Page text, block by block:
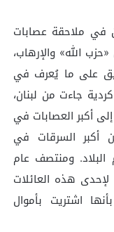
في ملاحقة عصابات
الله» والإرهاب،
على ما يُعرف في
جاءت من لبنان،
أكبر العصابات في
أكبر السرقات في
ومنتصف عام
السلطات قرابة الـ80 عقارا لإحدى هذه العائلات
اشتريت بأموال